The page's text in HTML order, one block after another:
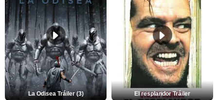
La Odisea Tráiler (3) El resplandor Tráiler